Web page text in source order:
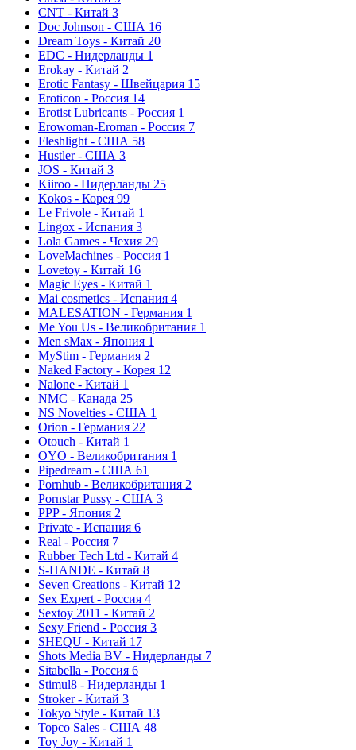
CNT - Китай 3
Doc Johnson - США 16
Dream Toys - Китай 20
EDC - Нидерланды 1
Erokay - Китай 2
Erotic Fantasy - Швейцария 15
Eroticon - Россия 14
Erotist Lubricants - Россия 1
Erowoman-Eroman - Россия 7
Fleshlight - США 58
Hustler - США 3
JOS - Китай 3
Kiiroo - Нидерланды 25
Kokos - Корея 99
Le Frivole - Китай 1
Lingox - Испания 3
Lola Games - Чехия 29
LoveMachines - Россия 1
Lovetoy - Китай 16
Magic Eyes - Китай 1
Mai cosmetics - Испания 4
MALESATION - Германия 1
Me You Us - Великобритания 1
Men sMax - Япония 1
MyStim - Германия 2
Naked Factory - Корея 12
Nalone - Китай 1
NMC - Канада 25
NS Novelties - США 1
Orion - Германия 22
Otouch - Китай 1
OYO - Великобритания 1
Pipedream - США 61
Pornhub - Великобритания 2
Pornstar Pussy - США 3
PPP - Япония 2
Private - Испания 6
Real - Россия 7
Rubber Tech Ltd - Китай 4
S-HANDE - Китай 8
Seven Creations - Китай 12
Sex Expert - Россия 4
Sextoy 2011 - Китай 2
Sexy Friend - Россия 3
SHEQU - Китай 17
Shots Media BV - Нидерланды 7
Sitabella - Россия 6
Stimul8 - Нидерланды 1
Stroker - Китай 3
Tokyo Style - Китай 13
Topco Sales - США 48
Toy Joy - Китай 1